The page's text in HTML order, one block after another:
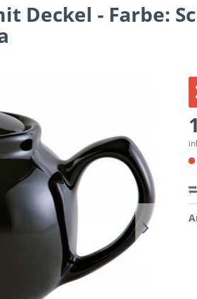
Deckel - Farbe: